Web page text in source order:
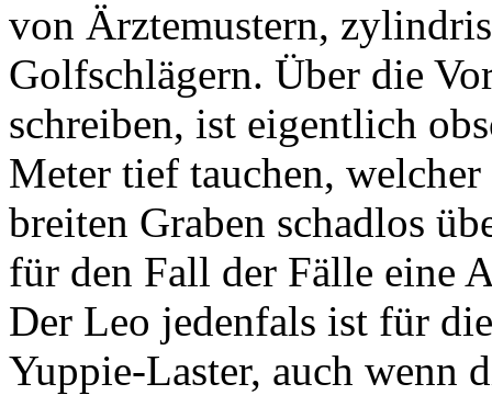
von Ärztemustern,
Golfschlägern. Über die
schreiben, ist eigentlich
Meter tief tauchen,
breiten Graben schadlos
für den Fall der Fälle eine
Der Leo jedenfals ist für
Yuppie-Laster, auch wenn